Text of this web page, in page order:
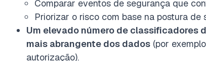
Comparar eventos de segurança que
Priorizar o risco com base na postura
Um elevado número de classificadores
mais abrangente dos dados (por
autorização).